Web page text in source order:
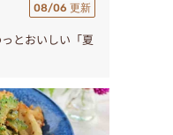
08/06 更新
とおいしい「夏